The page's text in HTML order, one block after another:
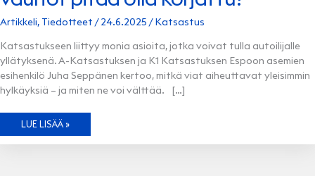
Artikkeli, Tiedotteet /24.6.2025 /Katsastus
Katsastukseen liittyy monia asioita, jotka voivat tulla autoilijalle
yllätyksenä. A-Katsastuksen ja K1 Katsastuksen Espoon asemien
esihenkilö Juha Seppänen kertoo, mitkä viat aiheuttavat yleisimmin
hylkäyksiä – ja miten ne voi välttää. […]
KATSASTUS
–
LUE LISÄÄ »